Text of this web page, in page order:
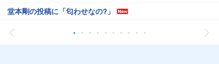
堂本剛の投稿に「匂わせなの?」